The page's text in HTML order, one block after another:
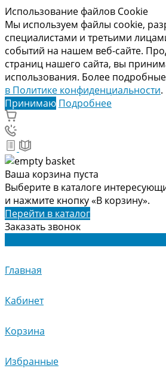
Использование файлов Cookie
Мы используем файлы cookie,
специалистами и третьими
событий на нашем веб-сайте.
страниц нашего сайта, вы
использования. Более
в Политике конфиденциальности.
Принимаю Подробнее
Ваша корзина пуста
Выберите в каталоге
и нажмите кнопку «В корзину».
Перейти в каталог
Заказать звонок
Главная
Кабинет
Корзина
Избранные